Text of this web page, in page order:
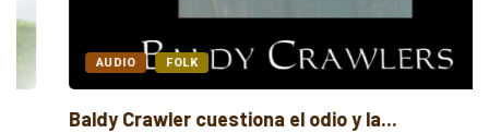
FOLK
Baldy Crawler cuestiona el odio y la...